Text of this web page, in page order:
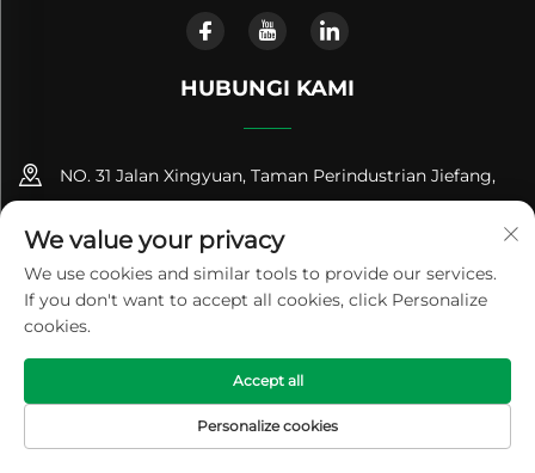
HUBUNGI KAMI
NO. 31 Jalan Xingyuan, Taman Perindustrian Jiefang,
China (214414)
+86-18961600368
Hak Cipta © 2024 Jiangsu Renhe Environmental Equipments
Co., Ltd Dasar Privasi
HALAMAN
We value your privacy
We use cookies and similar tools to provide our services.
If you don't want to accept all cookies, click Personalize
cookies.
Personalize cookies
Accept all